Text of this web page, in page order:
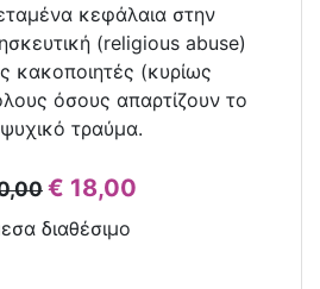
κεφάλαια στην
(religious abuse)
κακοποιητές (κυρίως
όσους απαρτίζουν το
τραύμα.
€ 18,00
διαθέσιμο